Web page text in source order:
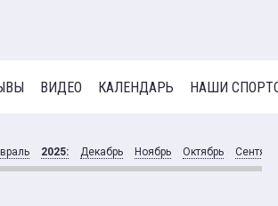
ВИДЕО КАЛЕНДАРЬ НАШИ
2025: Декабрь Ноябрь Октябрь Сентябрь